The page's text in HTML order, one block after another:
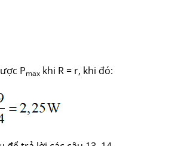
Pmax khi R = r, khi đó: